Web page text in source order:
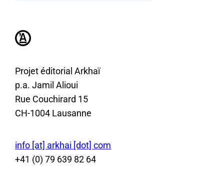
Projet éditorial Arkhaï
p.a. Jamil Alioui
Rue Couchirard 15
CH-1004 Lausanne
info [at] arkhai [dot] com
+41 (0) 79 639 82 64